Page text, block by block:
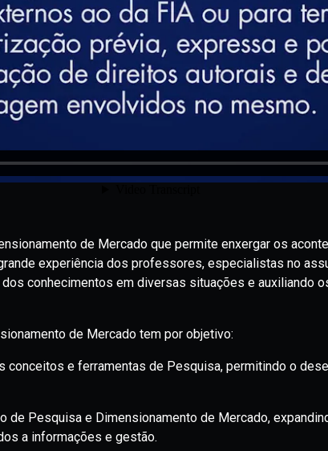
de Mercado que permite enxergar os
experiência dos professores, especialistas no
conhecimentos em diversas situações e auxiliando
de Mercado tem por objetivo:
conceitos e ferramentas de Pesquisa, permitindo o
de Pesquisa e Dimensionamento de Mercado,
a informações e gestão.